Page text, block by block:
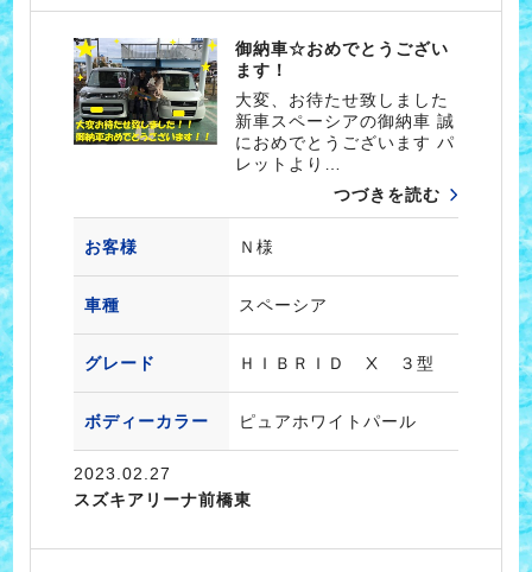
御納車☆おめでとうござい
ます！
大変、お待たせ致しました
新車スペーシアの御納車 誠
におめでとうございます パ
レットより…
つづきを読む
お客様 Ｎ様
車種 スペーシア
グレード ＨＩＢＲＩＤ Ⅹ ３型
ボディーカラー ピュアホワイトパール
2023.02.27
スズキアリーナ前橋東